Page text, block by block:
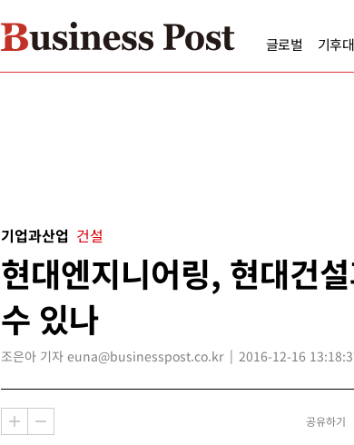
글로벌 기후
기업과산업 건설
현대엔지니어링, 현대건
수 있나
조은아 기자 euna@businesspost.co.kr 2016-12-16
공유하기